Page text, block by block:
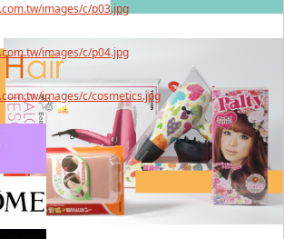
images/c/p03.jpg
images/c/p04.jpg
images/c/cosmetics.jpg